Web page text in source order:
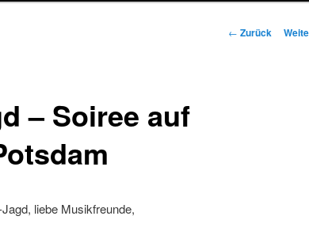
← Zurück
– Soiree auf
liebe Musikfreunde,